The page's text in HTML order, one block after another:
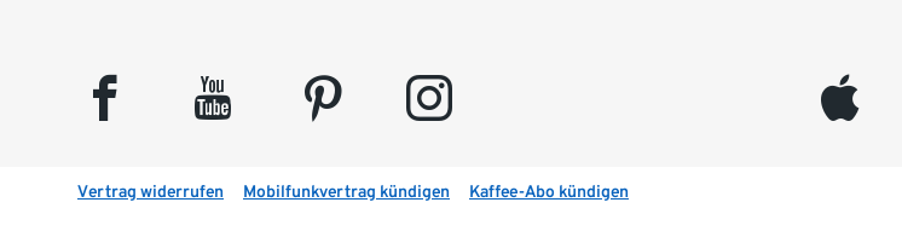
facebook youtube pinterest instagram appleinc
Vertrag widerrufen Mobilfunkvertrag kündigen Kaffee-Abo kündigen